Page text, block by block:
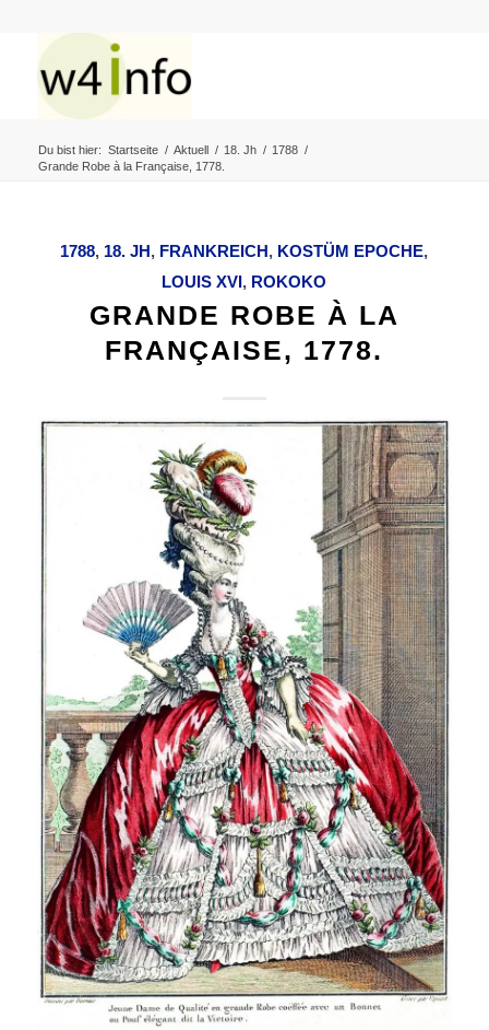
Du bist hier: Startseite / Aktuell / 18. Jh / 1788 /
Grande Robe à la Française, 1778.
1788, 18. JH, FRANKREICH, KOSTÜM EPOCHE,
LOUIS XVI, ROKOKO
GRANDE ROBE À LA
FRANÇAISE, 1778.